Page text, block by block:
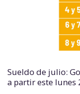
Sueldo de julio:
a partir este lunes